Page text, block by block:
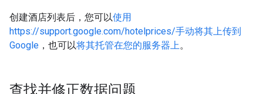
创建酒店列表后，您可以使用
https://support.google.com/hotelprices/手动将其上传到
Google ，也可以将其托管在您的服务器上。
查找并修正数据问题